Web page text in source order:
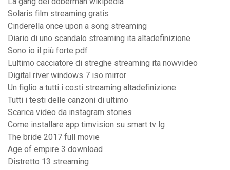
Solaris film streaming gratis
Cinderella once upon a song streaming
Diario di uno scandalo streaming ita altadefinizione
Sono io il più forte pdf
Lultimo cacciatore di streghe streaming ita nowvideo
Digital river windows 7 iso mirror
Un figlio a tutti i costi streaming altadefinizione
Tutti i testi delle canzoni di ultimo
Scarica video da instagram stories
Come installare app timvision su smart tv lg
The bride 2017 full movie
Age of empire 3 download
Distretto 13 streaming